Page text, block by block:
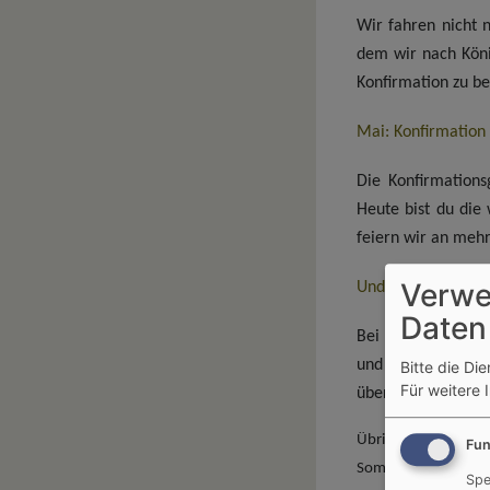
Wir fahren nicht
dem wir nach
Konfirmation zu
Mai: Konfirmation
Die
Heute bist du die
feiern wir an
Und danach?
Bei der
und kannst
übernehmen: ab
Übrigens hat
Sommerfreizeit.
Bitte die
Für weitere